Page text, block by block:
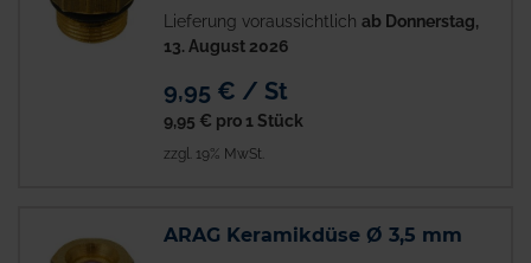
Lieferung voraussichtlich ab Donnerstag,
13. August 2026
9,95 € / St
9,95 € pro 1 Stück
zzgl. 19% MwSt.
ARAG Keramikdüse Ø 3,5 mm